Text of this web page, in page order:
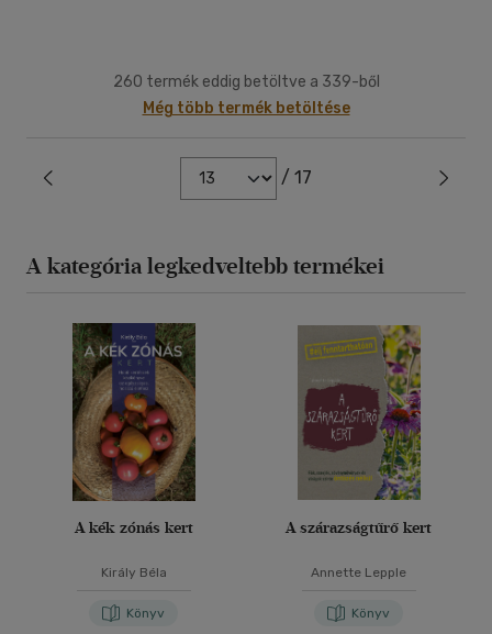
260 termék eddig betöltve a 339-ből
Még több termék betöltése
/ 17
A kategória legkedveltebb termékei
A kék zónás kert
Király Béla
Könyv
A szárazságtűrő kert
Annette Lepple
Könyv